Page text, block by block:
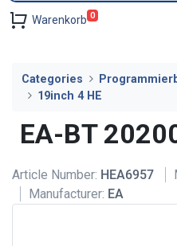
Warenkorb 0
Categories
19inch 4 HE
EA-BT
Article Number: HEA6957
Manufacturer: EA